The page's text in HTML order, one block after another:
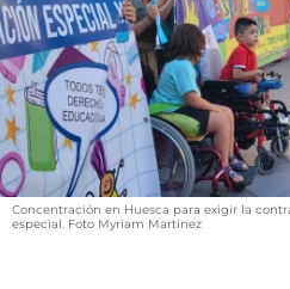
CONTACTAR
FIESTAS EN EL ALTO ARAGÓN
FIESTAS DE SAN LORENZO
AGENDA
CARTELERA
Concentración en Huesca para exigir la
especial. Foto Myriam Martínez